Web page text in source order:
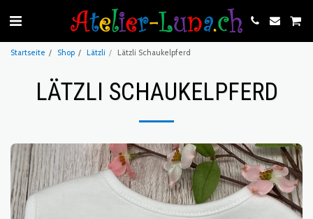
Startseite Shop Lätzli Lätzli Schaukelpferd
LÄTZLI SCHAUKELPFERD